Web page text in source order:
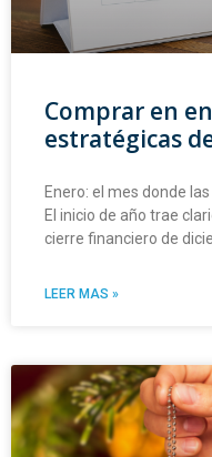
Comprar en
estratégicas
Enero: el mes donde
El inicio de año trae
cierre financiero de
LEER MAS »